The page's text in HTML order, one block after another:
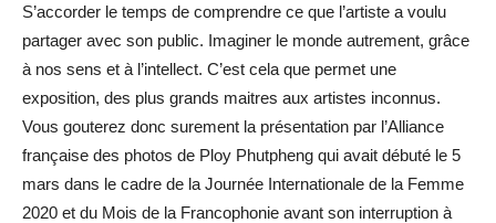
S’accorder le temps de comprendre ce que l’artiste a voulu
partager avec son public. Imaginer le monde autrement, grâce
à nos sens et à l’intellect. C’est cela que permet une
exposition, des plus grands maitres aux artistes inconnus.
Vous gouterez donc surement la présentation par l’Alliance
française des photos de Ploy Phutpheng qui avait débuté le 5
mars dans le cadre de la Journée Internationale de la Femme
2020 et du Mois de la Francophonie avant son interruption à